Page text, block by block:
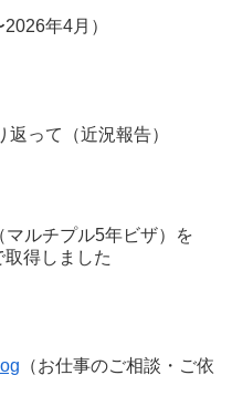
年4月）
返って（近況報告）
マルチプル5年ビザ）を
得しました
（お仕事のご相談・ご依